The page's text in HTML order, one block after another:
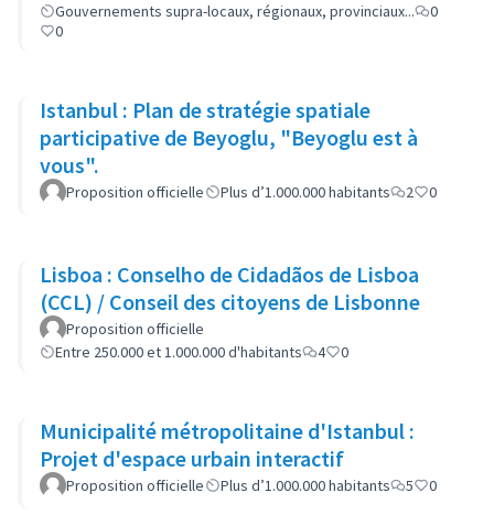
Gouvernements supra-locaux, régionaux, provinciaux...
0
0
Istanbul : Plan de stratégie spatiale
participative de Beyoglu, "Beyoglu est à
vous".
Proposition officielle Plus d’1.000.000 habitants 2 0
Lisboa : Conselho de Cidadãos de Lisboa
(CCL) / Conseil des citoyens de Lisbonne
Proposition officielle
Entre 250.000 et 1.000.000 d'habitants
4 0
Municipalité métropolitaine d'Istanbul :
Projet d'espace urbain interactif
Proposition officielle Plus d’1.000.000 habitants 5 0